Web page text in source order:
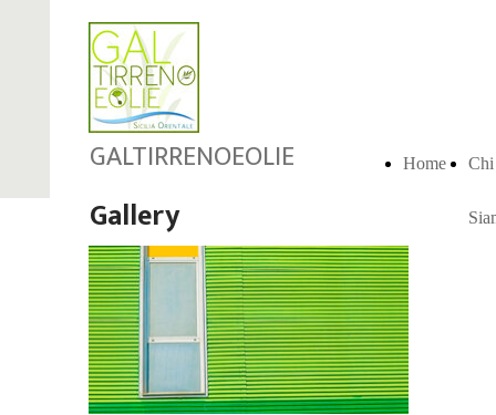
Home Chi
GALTIRRENOEOLIE
Gallery